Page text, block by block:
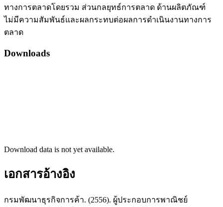
ทางการตลาดโดยรวม ส่วนกลยุทธ์การตลาด ด้านผลิตภัณฑ์
ไม่มีความสัมพันธ์และผลกระทบต่อผลการดำเนินงานทางการ
ตลาด
Downloads
Download data is not yet available.
เอกสารอ้างอิง
กรมพัฒนาธุรกิจการค้า. (2556). ผู้ประกอบการพาณิชย์